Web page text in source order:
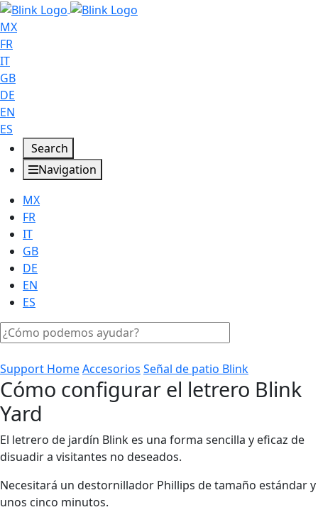
MX
FR
IT
GB
DE
EN
ES
Search
Navigation
MX
FR
IT
GB
DE
EN
ES
Support HomeAccesorios Señal de patio Blink
Cómo configurar el letrero Blink
Yard
El letrero de jardín Blink es una forma sencilla y eficaz de
disuadir a visitantes no deseados.
Necesitará un destornillador Phillips de tamaño estándar y
unos cinco minutos.